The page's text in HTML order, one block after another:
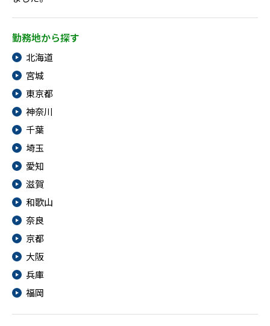
勤務地から探す
北海道
宮城
東京都
神奈川
千葉
埼玉
愛知
滋賀
和歌山
奈良
京都
大阪
兵庫
福岡